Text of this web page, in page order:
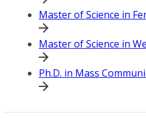
Master of Science in
Master of Science in
Ph.D. in Mass